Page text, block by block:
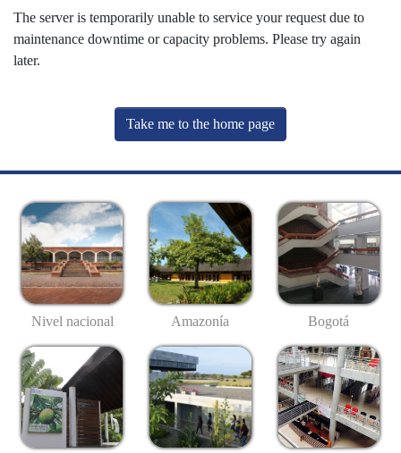
The server is temporarily unable to service your request due to
maintenance downtime or capacity problems. Please try again
later.
Take me to the home page
Nivel nacional Amazonía Bogotá